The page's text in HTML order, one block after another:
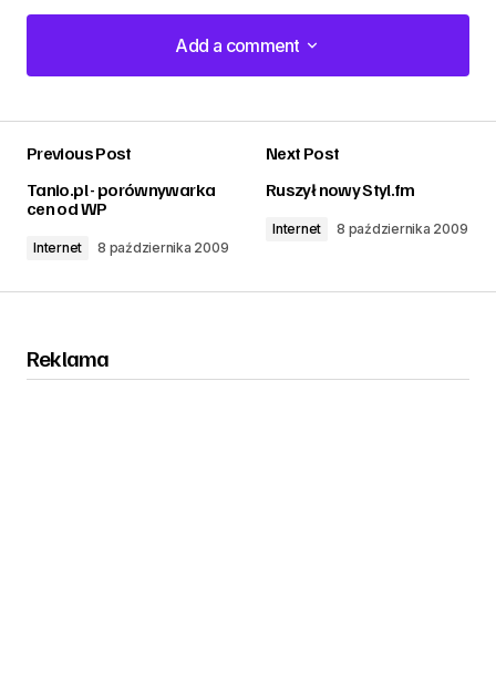
Add a comment
Add a comment
Previous Post
Tanio.pl - porównywarka
cen od WP
Internet 8 października 2009
Next Post
Ruszył nowy Styl.fm
Internet 8 października 2009
Reklama